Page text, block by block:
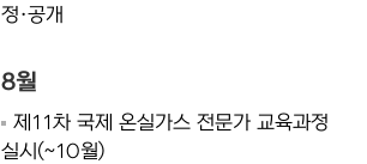
정·공개
8월
제11차 국제 온실가스 전문가 교육과정
실시(~10월)